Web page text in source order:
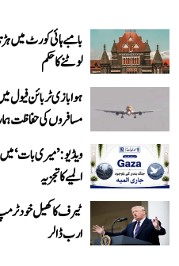
بامبے ہائی کورٹ میں
لوٹنے کا حکم
ہوابازی ٹربائن فیول
مسافروں کی حفاظت
ویڈیو: ’میری بات‘
المیے کا تجزیہ
ارب ڈالر